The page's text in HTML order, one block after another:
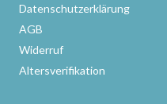
Datenschutzerklärung
AGB
Widerruf
Altersverifikation